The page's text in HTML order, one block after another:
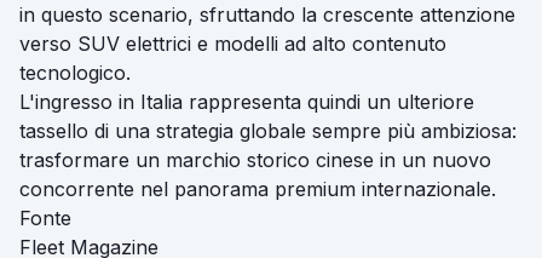
in questo scenario, sfruttando la crescente attenzione
verso SUV elettrici e modelli ad alto contenuto
tecnologico.
L'ingresso in Italia rappresenta quindi un ulteriore
tassello di una strategia globale sempre più ambiziosa:
trasformare un marchio storico cinese in un nuovo
concorrente nel panorama premium internazionale.
Fonte
Fleet Magazine